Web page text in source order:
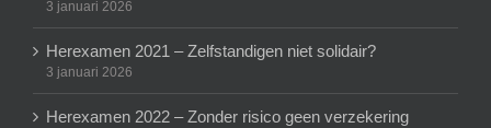
3 januari 2026
Herexamen 2021 – Zelfstandigen niet solidair?
3 januari 2026
Herexamen 2022 – Zonder risico geen verzekering